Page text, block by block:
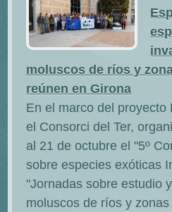
moluscos de ríos y
reúnen en Girona
En el marco del proyecto
el Consorci del Ter,
al 21 de octubre el "5º
sobre especies exóticas
"Jornadas sobre estudio
moluscos de ríos y